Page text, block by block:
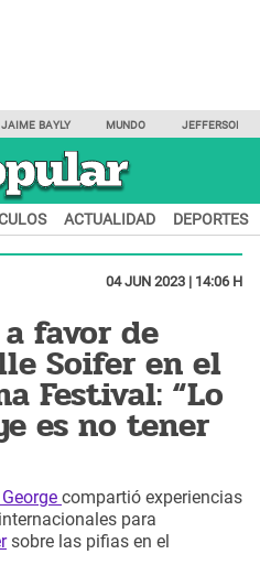
JAIME BAYLY MUNDO JEFFERSON
ACTUALIDAD DEPORTES
04 JUN 2023 | 14:06 H
favor de
Soifer en el
Festival: “Lo
es no tener
compartió experiencias
para
sobre las pifias en el